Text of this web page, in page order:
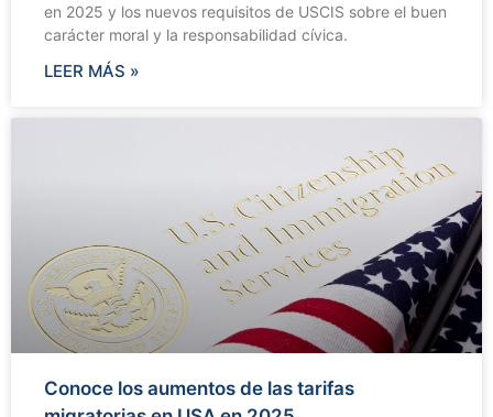
en 2025 y los nuevos requisitos de USCIS sobre el buen
carácter moral y la responsabilidad cívica.
LEER MÁS »
Conoce los aumentos de las tarifas